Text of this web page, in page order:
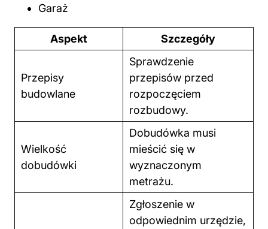
Garaż
Aspekt Szczegóły
Przepisy
budowlane
Sprawdzenie
przepisów przed
rozpoczęciem
rozbudowy.
Wielkość
dobudówki
Dobudówka musi
mieścić się w
wyznaczonym
metrażu.
Zgłoszenie w
odpowiednim urzędzie,